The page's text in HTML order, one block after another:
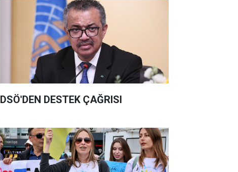
DSÖ'DEN DESTEK ÇAĞRISI